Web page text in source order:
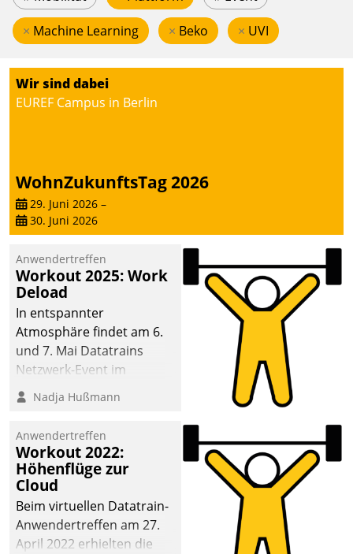
× Machine Learning × Beko × UVI
Wir sind dabei
EUREF Campus in Berlin
WohnZukunftsTag 2026
29. Juni 2026 –
30. Juni 2026
Anwendertreffen
Workout 2025: Work
Deload
In entspannter
Atmosphäre findet am 6.
und 7. Mai Datatrains
Netzwerk-Event im
Kunden- und Partnerkreis
statt. Zentrale Frage: Wie
Mammutprojekte
meistern und Workloads
wuppen – bei zunehmend
anspruchsvollen
Aufgaben und
abnehmendem
Nadja Hußmann
Anwendertreffen
Workout 2022:
Höhenflüge zur
Cloud
Beim virtuellen Datatrain-
Anwendertreffen am 27.
April 2022 erhielten die